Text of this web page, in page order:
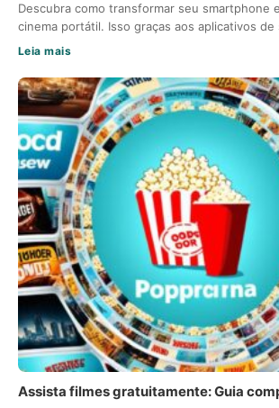
Descubra como transformar seu smartphone
cinema portátil. Isso graças aos aplicativos
Leia mais
Assista filmes gratuitamente: Guia